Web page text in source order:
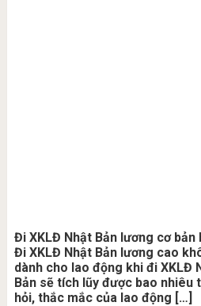
Đi XKLĐ Nhật Bản lương cơ
Đi XKLĐ Nhật Bản lương cao
dành cho lao động khi đi XKLĐ
Bản sẽ tích lũy được bao nhiêu
hỏi, thắc mắc của lao động […]